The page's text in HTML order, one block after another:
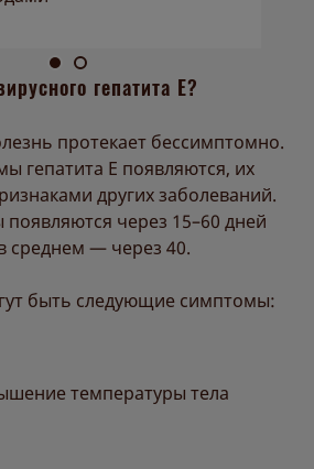
гепатита Е?
протекает бессимптомно.
гепатита E появляются, их
других заболеваний.
через 15–60 дней
среднем — через 40.
быть следующие симптомы:
температуры тела